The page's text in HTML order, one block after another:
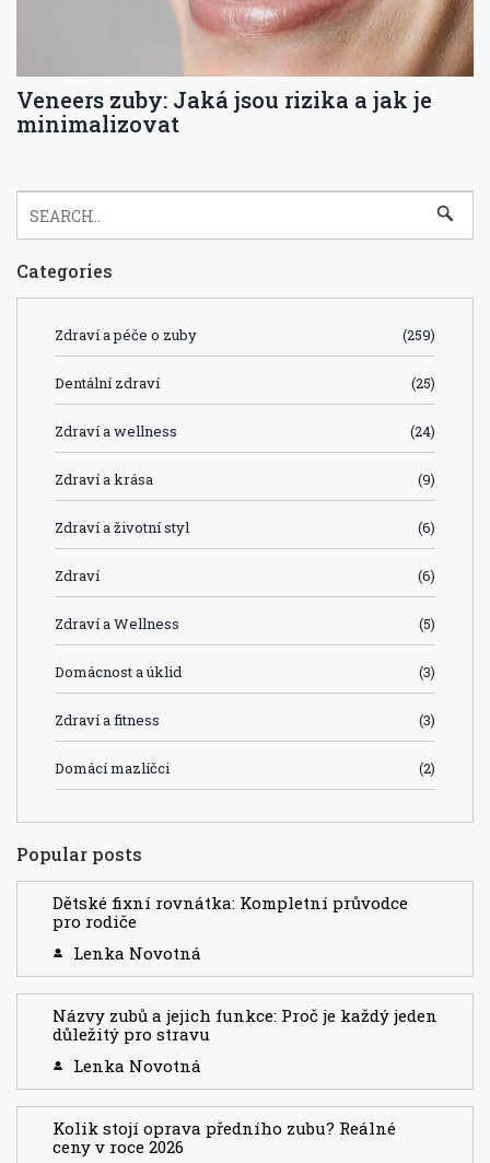
Veneers zuby: Jaká jsou rizika a jak je
minimalizovat
Categories
Zdraví a péče o zuby (259)
Dentální zdraví (25)
Zdraví a wellness (24)
Zdraví a krása (9)
Zdraví a životní styl (6)
Zdraví (6)
Zdraví a Wellness (5)
Domácnost a úklid (3)
Zdraví a fitness (3)
Domácí mazlíčci (2)
Popular posts
Dětské fixní rovnátka: Kompletní průvodce
pro rodiče
Lenka Novotná
Názvy zubů a jejich funkce: Proč je každý jeden
důležitý pro stravu
Lenka Novotná
Kolik stojí oprava předního zubu? Reálné
ceny v roce 2026